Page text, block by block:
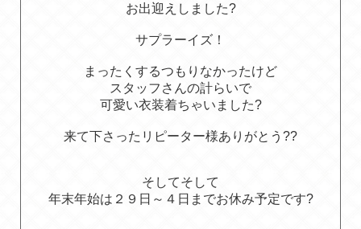
お出迎えしました?
サプラーイズ！
まったくするつもりなかったけど
スタッフさんの計らいで
可愛い衣装着ちゃいました?
来て下さったリピーター様ありがとう??
そしてそして
年末年始は２９日～４日までお休み予定です?